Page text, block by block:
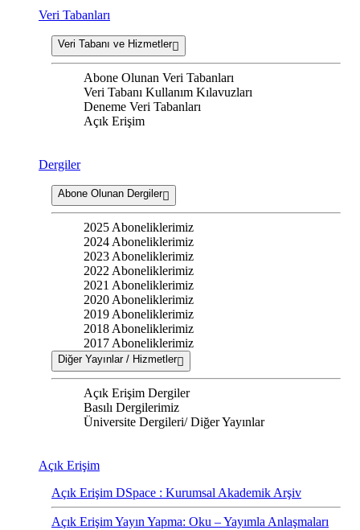
Veri Tabanları
Veri Tabanı ve Hizmetler
Abone Olunan Veri Tabanları
Veri Tabanı Kullanım Kılavuzları
Deneme Veri Tabanları
Açık Erişim
Dergiler
Abone Olunan Dergiler
2025 Aboneliklerimiz
2024 Aboneliklerimiz
2023 Aboneliklerimiz
2022 Aboneliklerimiz
2021 Aboneliklerimiz
2020 Aboneliklerimiz
2019 Aboneliklerimiz
2018 Aboneliklerimiz
2017 Aboneliklerimiz
Diğer Yayınlar / Hizmetler
Açık Erişim Dergiler
Basılı Dergilerimiz
Üniversite Dergileri/ Diğer Yayınlar
Açık Erişim
Açık Erişim DSpace : Kurumsal Akademik Arşiv
Açık Erişim Yayın Yapma: Oku – Yayımla Anlaşmaları